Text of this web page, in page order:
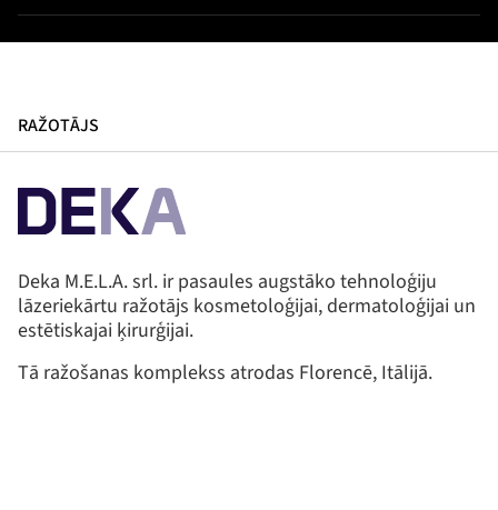
RAŽOTĀJS
Deka M.E.L.A. srl. ir pasaules augstāko tehnoloģiju
lāzeriekārtu ražotājs kosmetoloģijai, dermatoloģijai un
estētiskajai ķirurģijai.
Tā ražošanas komplekss atrodas Florencē, Itālijā.